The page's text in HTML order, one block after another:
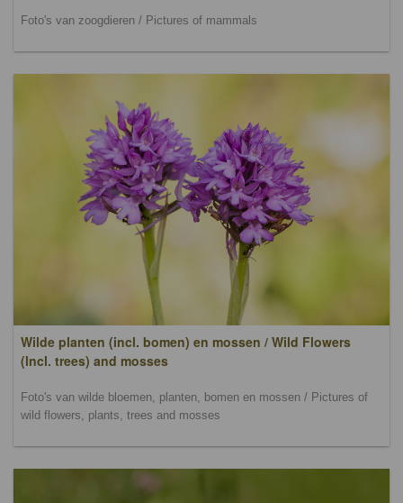
Foto's van zoogdieren / Pictures of mammals
Wilde planten (incl. bomen) en mossen / Wild Flowers
(lncl. trees) and mosses
Foto's van wilde bloemen, planten, bomen en mossen / Pictures of
wild flowers, plants, trees and mosses